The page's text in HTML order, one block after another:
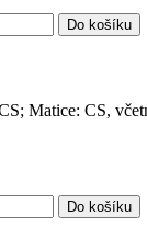
Do košíku
Matice: CS,
Do košíku